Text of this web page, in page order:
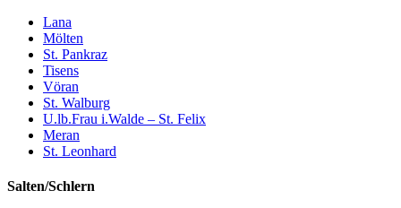
Lana
Mölten
St. Pankraz
Tisens
Vöran
St. Walburg
U.lb.Frau i.Walde – St. Felix
Meran
St. Leonhard
Salten/Schlern